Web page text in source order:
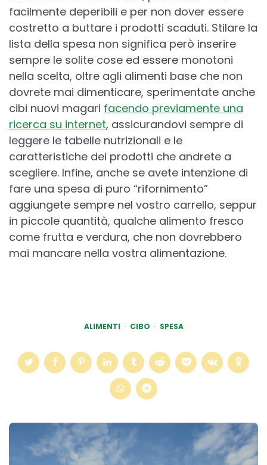
facilmente deperibili e per non dover essere
costretto a buttare i prodotti scaduti. Stilare la
lista della spesa non significa però inserire
sempre le solite cose ed essere monotoni
nella scelta, oltre agli alimenti base che non
dovrete mai dimenticare, sperimentate anche
cibi nuovi magari facendo previamente una
ricerca su internet, assicurandovi sempre di
leggere le tabelle nutrizionali e le
caratteristiche dei prodotti che andrete a
scegliere. Infine, anche se avete intenzione di
fare una spesa di puro “rifornimento”
aggiungete sempre nel vostro carrello, seppur
in piccole quantità, qualche alimento fresco
come frutta e verdura, che non dovrebbero
mai mancare nella vostra alimentazione.
ALIMENTI CIBO SPESA
Post
navigation